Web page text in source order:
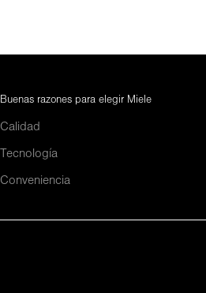
Buenas razones para elegir Miele
Calidad
Tecnología
Conveniencia